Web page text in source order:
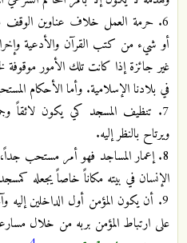
6. حرمة العمل خلاف عناوين الوقف
أو شيء من كتب القرآن والأدعية
غير جائزة إذا كانت تلك الأمور
في بلادنا الإسلامية. وأما الأحكام
7. تنظيف المسجد كي يكون لائقاً
ويرتاح بالنظر إليه.
8. إعمار المساجد فهو أمر مستحب
الإنسان في بيته مكاناً خاصاً يجعله
9. أن يكون المؤمن أول الداخلين إليه
على ارتباط المؤمن بربه من خلال